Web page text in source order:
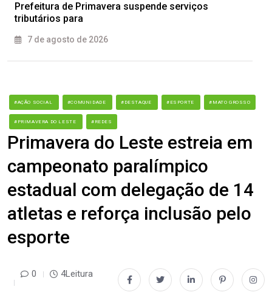
Prefeitura de Primavera suspende serviços
tributários para
7 de agosto de 2026
#AÇÃO SOCIAL #COMUNIDADE #DESTAQUE #ESPORTE #MATO GROSSO
#PRIMAVERA DO LESTE #REDES
Primavera do Leste estreia em
campeonato paralímpico
estadual com delegação de 14
atletas e reforça inclusão pelo
esporte
0 4Leitura